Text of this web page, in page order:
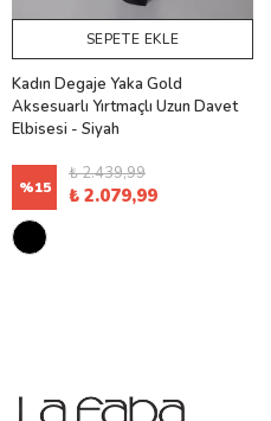
SEPETE EKLE
Kadın Degaje Yaka Gold
Aksesuarlı Yırtmaçlı Uzun Davet
Elbisesi - Siyah
%15
₺ 2.439,99
₺ 2.079,99